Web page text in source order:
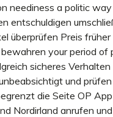
neediness a politic
entschuldigen
überprüfen Preis früher
your period of
sicheres
und
die Seite OP
Nordirland anrufen